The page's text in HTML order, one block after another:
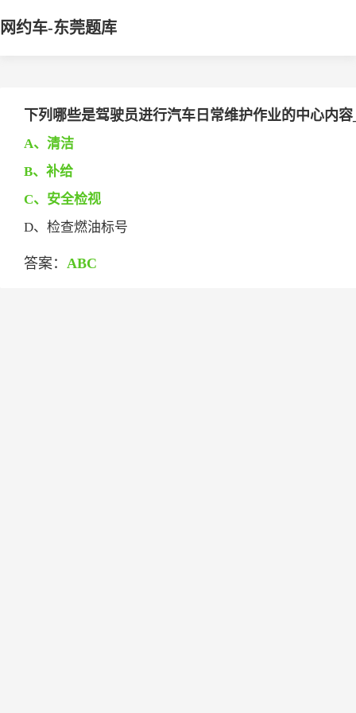
网约车-东莞题库
下列哪些是驾驶员进行汽车日常维护作业的中心内容
A、清洁
B、补给
C、安全检视
D、检查燃油标号
答案： ABC